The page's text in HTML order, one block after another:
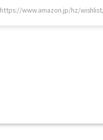
https://www.amazon.jp/hz/wishlist/